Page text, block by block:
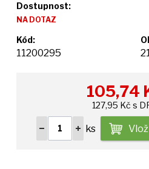
Dostupnost:
NA DOTAZ
Kód:
11200295
105,74
127,95 Kč s
ks